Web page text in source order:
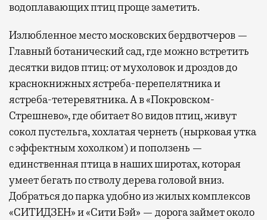
водоплавающих птиц проще заметить.
Излюбленное место московских бердвотчеров —
Главный ботанический сад, где можно встретить
десятки видов птиц: от мухоловок и дроздов до
краснокнижных ястреба-перепелятника и
ястреба-тетеревятника. А в «Покровском-
Стрешнево», где обитает 80 видов птиц, живут
сокол пустельга, хохлатая чернеть (нырковая утка
с эффектным хохолком) и поползень —
единственная птица в наших широтах, которая
умеет бегать по стволу дерева головой вниз.
Добраться до парка удобно из жилых комплексов
«СИТИДЗЕН» и «Сити Бэй» — дорога займет около